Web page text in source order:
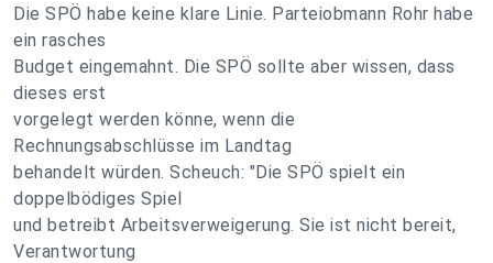
Die SPÖ habe keine klare Linie. Parteiobmann Rohr habe
ein rasches
Budget eingemahnt. Die SPÖ sollte aber wissen, dass
dieses erst
vorgelegt werden könne, wenn die
Rechnungsabschlüsse im Landtag
behandelt würden. Scheuch: "Die SPÖ spielt ein
doppelbödiges Spiel
und betreibt Arbeitsverweigerung. Sie ist nicht bereit,
Verantwortung